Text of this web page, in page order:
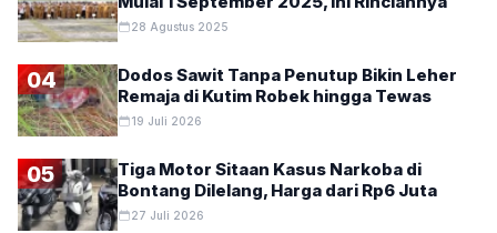
28 Agustus 2025
04
Dodos Sawit Tanpa Penutup Bikin Leher
Remaja di Kutim Robek hingga Tewas
19 Juli 2026
05
Tiga Motor Sitaan Kasus Narkoba di
Bontang Dilelang, Harga dari Rp6 Juta
27 Juli 2026